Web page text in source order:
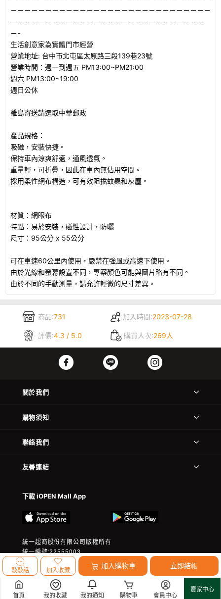
首頁 我的收藏 我的通知 購物車 會員中心
賣家中心
敲敲話 加入收藏
加入購物車 立即結帳
－－－－－－－－－－－－－－－－－－－－－－－－－－－－－
－－－－－－－－－－－－－－－－－－－－－－－－－－－－
－-
生活創意家為實體門市經營
營業地址: 台中市北屯區太原路三段139巷23號
營業時間：週一到週五 PM13:00~PM21:00
週六 PM13:00~19:00
週日公休
離島寄送請選取中華郵政
產品規格：
吸磁，安裝快捷。
保持車內涼爽舒適，通風透氣。
重量輕，可折疊，因此在車內無佔用空間。
採用柔性網布構造，可有效阻擋蚊蟲和灰塵。
材質：網眼布
特點：易於安裝，磁性設計，防曬
尺寸：95公分 x 55公分
可在車速60公里內使用，嚴禁在強風或高速下使用。
由於光線和螢幕設置不同，專案顏色可能與圖片略有不同。
由於不同的手動測量，請允許輕微的尺寸差異。
商品:731 加入時間:2023-07-28
評價:4.3 / 5.0 購買人次:269人
關於我們
購物須知
聯絡我們
友善連結
下載 iOPEN Mall App
統一超商股份有限公司版權所有
統一編號:22555003
© 2023 President Chain Store Corp. All rights reserved.